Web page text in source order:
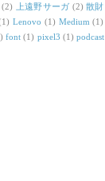
(2) 上遠野サーガ (2) 散財
Lenovo (1) Medium (1)
font (1) pixel3 (1) podcast